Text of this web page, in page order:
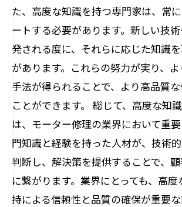
た、高度な知識を持つ専門家は、常
ートする必要があります。新しい技
発される度に、それらに応じた知識
があります。これらの努力が実り、
手法が得られることで、より高品質
ことができます。 総じて、高度な知
は、モーター修理の業界において重
門知識と経験を持った人材が、技術
判断し、解決策を提供することで、
に繋がります。業界にとっても、高
持による信頼性と品質の確保が重要